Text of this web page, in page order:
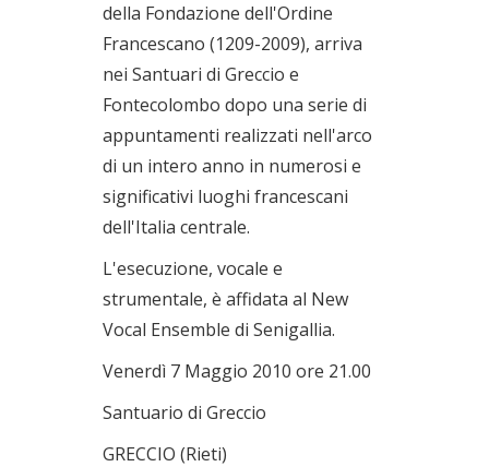
della Fondazione dell'Ordine
Francescano (1209-2009), arriva
nei Santuari di Greccio e
Fontecolombo dopo una serie di
appuntamenti realizzati nell'arco
di un intero anno in numerosi e
significativi luoghi francescani
dell'Italia centrale.
L'esecuzione, vocale e
strumentale, è affidata al New
Vocal Ensemble di Senigallia.
Venerdì 7 Maggio 2010 ore 21.00
Santuario di Greccio
GRECCIO (Rieti)